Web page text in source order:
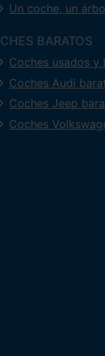
Un coche, un
BARATOS
Coches usados y
Coches Audi
Coches Jeep
Coches